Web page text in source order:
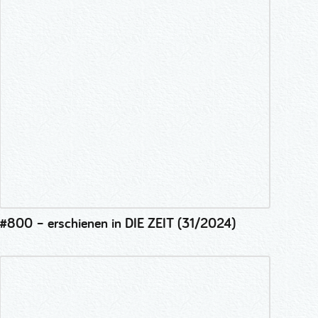
– erschienen in DIE ZEIT (31/2024)